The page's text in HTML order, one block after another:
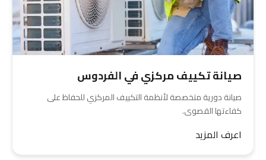
صيانة تكييف مركزي في الفردوس
صيانة دورية متخصصة لأنظمة التكييف المركزي للحفاظ على
كفاءتها القصوى.
اعرف المزيد